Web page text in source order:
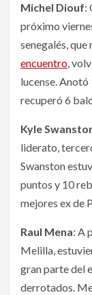
Michel Diouf:
próximo
senegalés, que
encuentro,
lucense.
recuperó 6
Kyle
liderato,
Swanston
puntos y 10
mejores ex de
Raul Mena: A
Melilla,
gran parte del
derrotados.